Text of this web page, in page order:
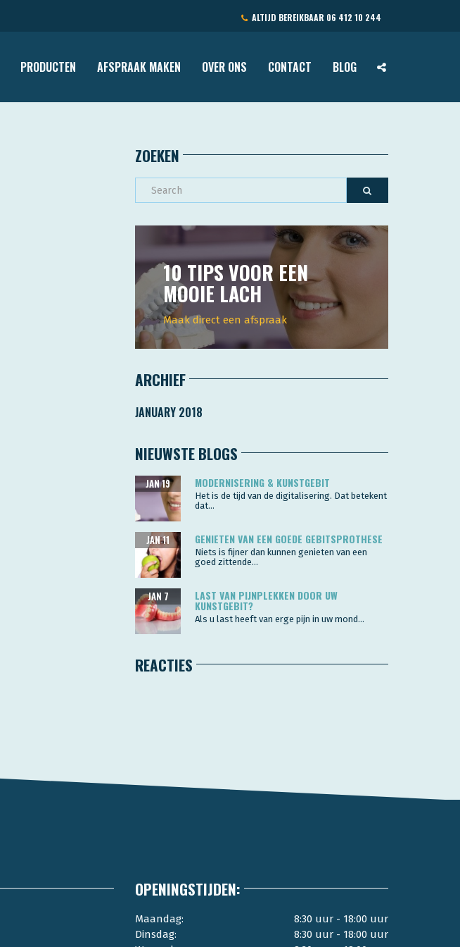
ALTIJD BEREIKBAAR 06 412 10 244
PRODUCTEN AFSPRAAK MAKEN OVER ONS CONTACT BLOG
ZOEKEN
10 TIPS VOOR EEN
MOOIE LACH
Maak direct een afspraak
ARCHIEF
JANUARY 2018
NIEUWSTE BLOGS
MODERNISERING & KUNSTGEBIT
JAN 19
Het is de tijd van de digitalisering. Dat betekent
dat...
GENIETEN VAN EEN GOEDE GEBITSPROTHESE
JAN 11
Niets is fijner dan kunnen genieten van een
goed zittende...
LAST VAN PIJNPLEKKEN DOOR UW
KUNSTGEBIT?
JAN 7
Als u last heeft van erge pijn in uw mond...
REACTIES
OPENINGSTIJDEN:
Maandag:
8:30 uur - 18:00 uur
Dinsdag:
8:30 uur - 18:00 uur